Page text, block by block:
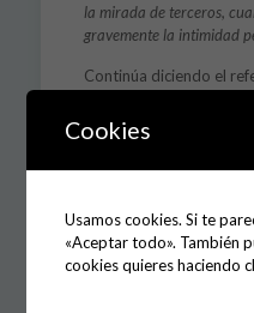
la mirada de terceros,
gravemente la intimidad
Continúa diciendo el
género y doméstica al
relación de afectividad,
fuera menor de edad o
necesitada de especial
Cookies
Usamos cookies. Si te
«Aceptar todo». También
cookies quieres haciendo